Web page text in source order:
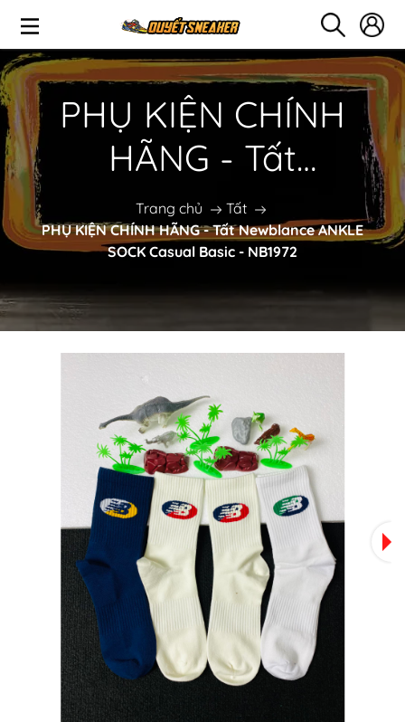
PHỤ KIỆN CHÍNH
HÃNG - Tất
Newblance ANKLE
SOCK Casual Basic -
NB1972
Trang chủ
Tất
PHỤ KIỆN CHÍNH HÃNG - Tất Newblance ANKLE
SOCK Casual Basic - NB1972